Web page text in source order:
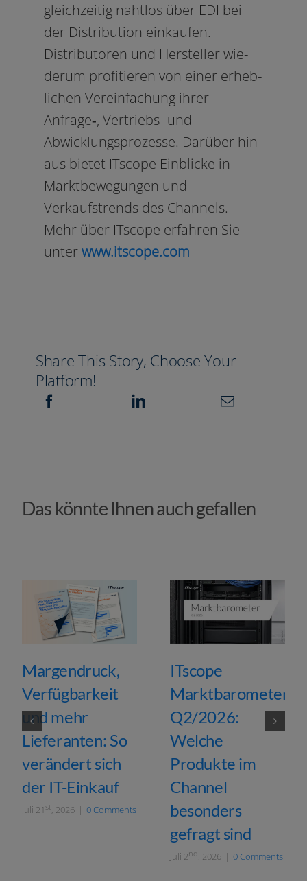
gleich­zei­tig naht­los über EDI bei
der Distribution ein­kau­fen.
Distributoren und Hersteller wie­
der­um pro­fi­tie­ren von einer erheb­
li­chen Vereinfachung ihrer
Anfrage‑, Vertriebs- und
Abwicklungsprozesse. Darüber hin­
aus bie­tet ITscope Einblicke in
Marktbewegungen und
Verkaufstrends des Channels.
Mehr über ITscope erfah­ren Sie
unterwww​.itscope​.com
Share This Story, Choose Your
Platform!
Das könnte Ihnen auch gefallen
Margendruck,
Verfügbarkeit
und mehr
Lieferanten: So
verändert sich
der IT-Einkauf
Juli 21 st, 2026 | 0 Comments
ITscope
Marktbarometer
Q2/2026:
Welche
Produkte im
Channel
besonders
gefragt sind
Juli 2nd, 2026 | 0 Comments